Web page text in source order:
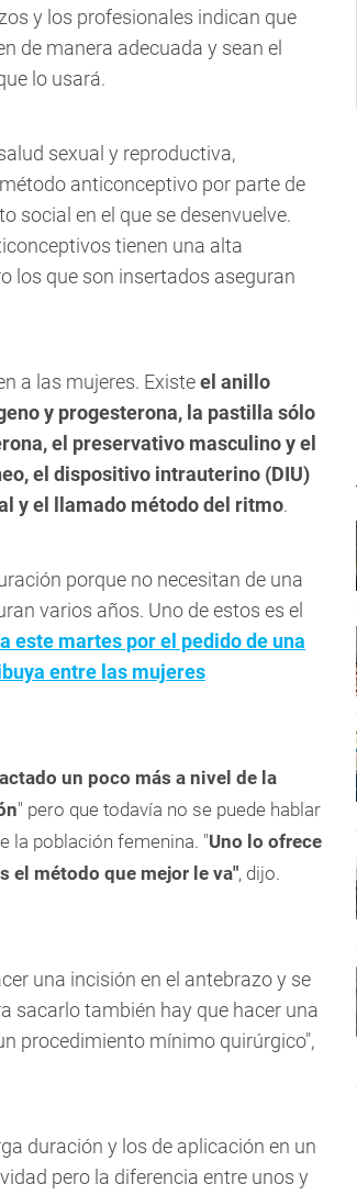
y los profesionales indican que
de manera adecuada y sean el
lo usará.
sexual y reproductiva,
anticonceptivo por parte de
social en el que se desenvuelve.
tienen una alta
los que son insertados aseguran
a las mujeres. Existeel anillo
y progesterona, la pastilla sólo
el preservativo masculino y el
el dispositivo intrauterino (DIU)
y el llamado método del ritmo.
porque no necesitan de una
varios años. Uno de estos es el
este martes por el pedido de una
entre las mujeres
un poco más a nivel de la
" pero que todavía no se puede hablar
la población femenina. "Uno lo ofrece
el método que mejor le va", dijo.
una incisión en el antebrazo y se
sacarlo también hay que hacer una
procedimiento mínimo quirúrgico",
duración y los de aplicación en un
pero la diferencia entre unos y